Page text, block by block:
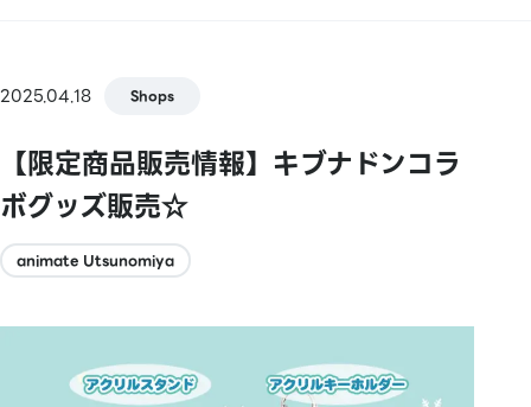
2025.04.18 Shops
【限定商品販売情報】キブナドンコラ
ボグッズ販売☆
animate Utsunomiya